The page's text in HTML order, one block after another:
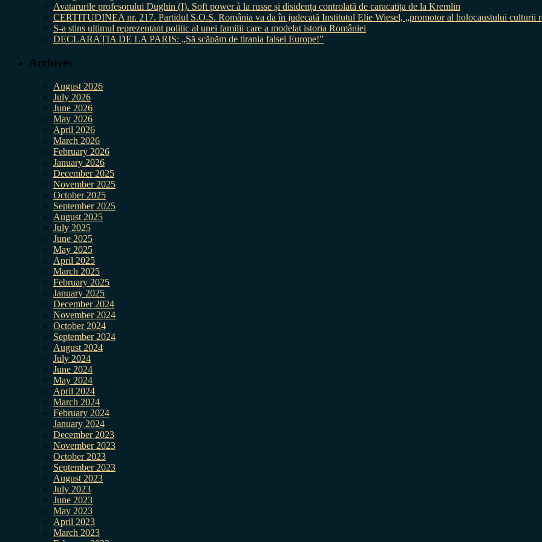
Avatarurile profesorului Dughin (I). Soft power à la russe și disidența controlată de caracatița de la Kremlin
CERTITUDINEA nr. 217. Partidul S.O.S. România va da în judecată Institutul Elie Wiesel, „promotor al holocaustului culturii
S-a stins ultimul reprezentant politic al unei familii care a modelat istoria României
DECLARAȚIA DE LA PARIS: „Să scăpăm de tirania falsei Europe!”
Archives
August 2026
July 2026
June 2026
May 2026
April 2026
March 2026
February 2026
January 2026
December 2025
November 2025
October 2025
September 2025
August 2025
July 2025
June 2025
May 2025
April 2025
March 2025
February 2025
January 2025
December 2024
November 2024
October 2024
September 2024
August 2024
July 2024
June 2024
May 2024
April 2024
March 2024
February 2024
January 2024
December 2023
November 2023
October 2023
September 2023
August 2023
July 2023
June 2023
May 2023
April 2023
March 2023